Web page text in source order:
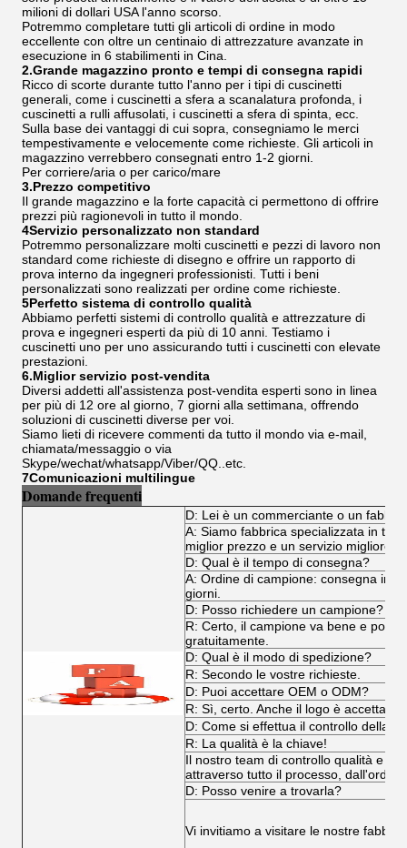
milioni di dollari USA l'anno scorso.
Potremmo completare tutti gli articoli di ordine in modo
eccellente con oltre un centinaio di attrezzature avanzate in
esecuzione in 6 stabilimenti in Cina.
2.Grande magazzino pronto e tempi di consegna rapidi
Ricco di scorte durante tutto l'anno per i tipi di cuscinetti
generali, come i cuscinetti a sfera a scanalatura profonda, i
cuscinetti a rulli affusolati, i cuscinetti a sfera di spinta, ecc.
Sulla base dei vantaggi di cui sopra, consegniamo le merci
tempestivamente e velocemente come richieste. Gli articoli in
magazzino verrebbero consegnati entro 1-2 giorni.
Per corriere/aria o per carico/mare
3.Prezzo competitivo
Il grande magazzino e la forte capacità ci permettono di offrire
prezzi più ragionevoli in tutto il mondo.
4Servizio personalizzato non standard
Potremmo personalizzare molti cuscinetti e pezzi di lavoro non
standard come richieste di disegno e offrire un rapporto di
prova interno da ingegneri professionisti. Tutti i beni
personalizzati sono realizzati per ordine come richieste.
5Perfetto sistema di controllo qualità
Abbiamo perfetti sistemi di controllo qualità e attrezzature di
prova e ingegneri esperti da più di 10 anni. Testiamo i
cuscinetti uno per uno assicurando tutti i cuscinetti con elevate
prestazioni.
6.Miglior servizio post-vendita
Diversi addetti all'assistenza post-vendita esperti sono in linea
per più di 12 ore al giorno, 7 giorni alla settimana, offrendo
soluzioni di cuscinetti diverse per voi.
Siamo lieti di ricevere commenti da tutto il mondo via e-mail,
chiamata/messaggio o via
Skype/wechat/whatsapp/Viber/QQ..etc.
7Comunicazioni multilingue
Domande frequenti
D: Lei è un commerciante o un
A: Siamo fabbrica specializzata in
miglior prezzo e un servizio migliore.
D: Qual è il tempo di consegna?
A: Ordine di campione: consegna
giorni.
D: Posso richiedere un campione?
R: Certo, il campione va bene e
gratuitamente.
D: Qual è il modo di spedizione?
R: Secondo le vostre richieste.
D: Puoi accettare OEM o ODM?
R: Sì, certo. Anche il logo è
D: Come si effettua il controllo della
R: La qualità è la chiave!
Il nostro team di controllo qualità e il
attraverso tutto il processo,
D: Posso venire a trovarla?
Vi invitiamo a visitare le nostre